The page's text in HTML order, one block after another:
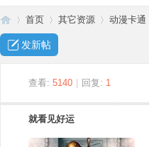
首页
›
其它资源
›
动漫卡通
发新帖
查看: 5140 回复: 1
就看见好运